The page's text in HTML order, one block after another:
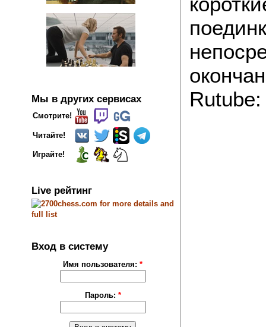
Мы в других сервисах
Смотрите!
Читайте!
Играйте!
Live рейтинг
Вход в систему
Имя пользователя:*
Пароль: *
Rutube: